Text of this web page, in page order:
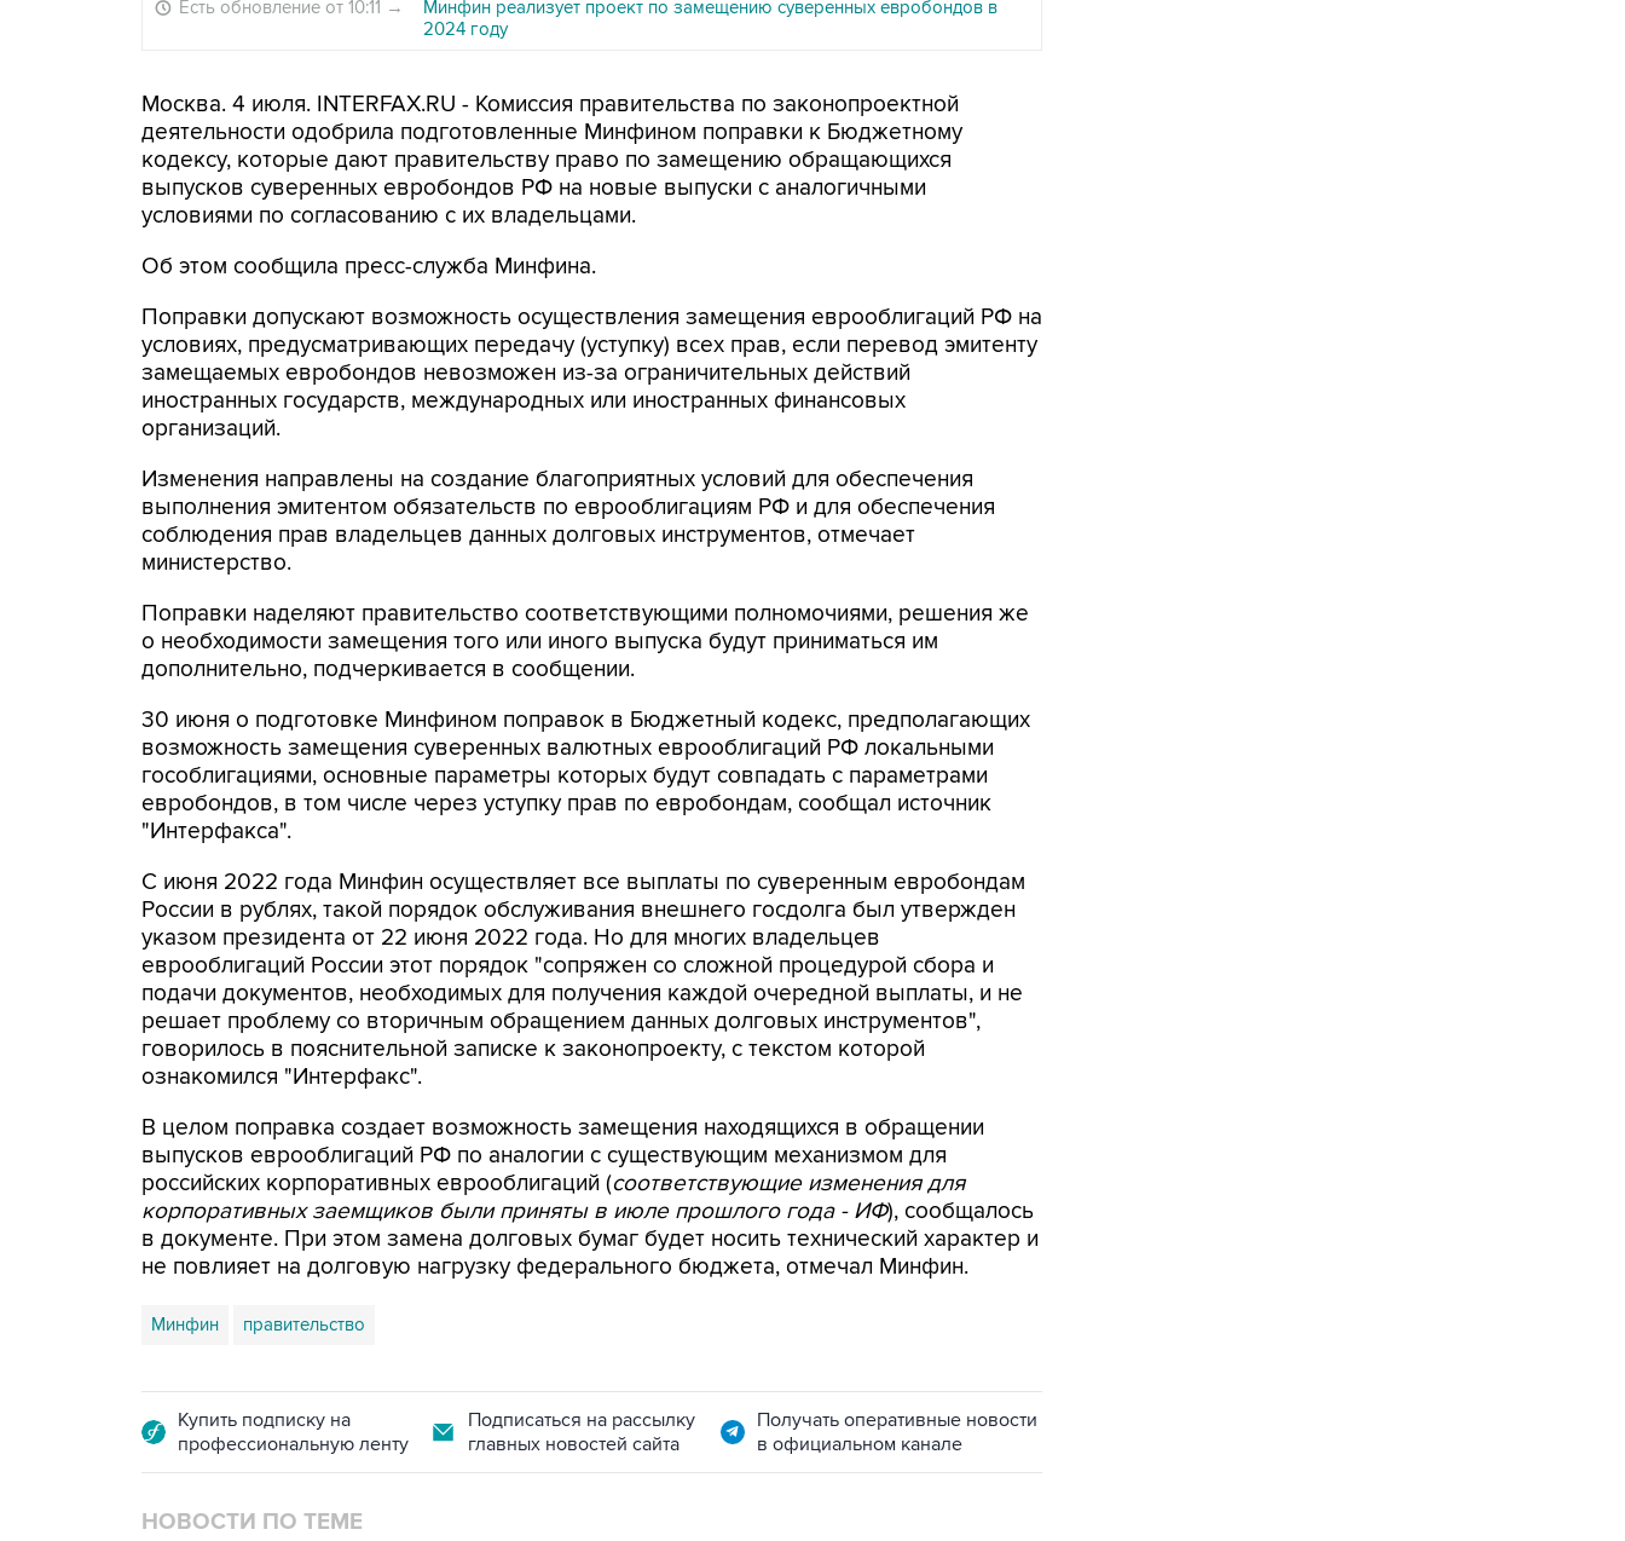
Есть обновление от 10:11 →
Минфин реализует проект по замещению суверенных евробондов в
2024 году
Москва. 4 июля. INTERFAX.RU - Комиссия правительства по законопроектной
деятельности одобрила подготовленные Минфином поправки к Бюджетному
кодексу, которые дают правительству право по замещению обращающихся
выпусков суверенных евробондов РФ на новые выпуски с аналогичными
условиями по согласованию с их владельцами.
Об этом сообщила пресс-служба Минфина.
Поправки допускают возможность осуществления замещения еврооблигаций РФ на
условиях, предусматривающих передачу (уступку) всех прав, если перевод эмитенту
замещаемых евробондов невозможен из-за ограничительных действий
иностранных государств, международных или иностранных финансовых
организаций.
Изменения направлены на создание благоприятных условий для обеспечения
выполнения эмитентом обязательств по еврооблигациям РФ и для обеспечения
соблюдения прав владельцев данных долговых инструментов, отмечает
министерство.
Поправки наделяют правительство соответствующими полномочиями, решения же
о необходимости замещения того или иного выпуска будут приниматься им
дополнительно, подчеркивается в сообщении.
30 июня о подготовке Минфином поправок в Бюджетный кодекс, предполагающих
возможность замещения суверенных валютных еврооблигаций РФ локальными
гособлигациями, основные параметры которых будут совпадать с параметрами
евробондов, в том числе через уступку прав по евробондам, сообщал источник
"Интерфакса".
С июня 2022 года Минфин осуществляет все выплаты по суверенным евробондам
России в рублях, такой порядок обслуживания внешнего госдолга был утвержден
указом президента от 22 июня 2022 года. Но для многих владельцев
еврооблигаций России этот порядок "сопряжен со сложной процедурой сбора и
подачи документов, необходимых для получения каждой очередной выплаты, и не
решает проблему со вторичным обращением данных долговых инструментов",
говорилось в пояснительной записке к законопроекту, с текстом которой
ознакомился "Интерфакс".
В целом поправка создает возможность замещения находящихся в обращении
выпусков еврооблигаций РФ по аналогии с существующим механизмом для
российских корпоративных еврооблигаций (соответствующие изменения для
корпоративных заемщиков были приняты в июле прошлого года - ИФ), сообщалось
в документе. При этом замена долговых бумаг будет носить технический характер и
не повлияет на долговую нагрузку федерального бюджета, отмечал Минфин.
Минфин правительство
Купить подписку на
профессиональную ленту
Подписаться на рассылку
главных новостей сайта
Получать оперативные новости
в официальном канале
НОВОСТИ ПО ТЕМЕ